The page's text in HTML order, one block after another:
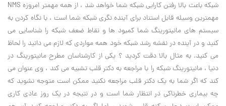
شبکه باعث بالا رفتن کارایی شبکه شما خواهد شد ، از همه مهمتر امروزه NMS
مهمترین وسیله قابل استناد برای آینده نگری شبکه شما است ، با نگاه کردن به
سیستم های مانیتورینگ شما کمبود ها و نقاط ضعف شبکه را شناسایی می
کنید و در آینده در نقشه رشد شبکه خود همه مواردی که لازم می دانید را لحاظ
می کنید. به مثال بالا دقت کردید ؟ یکی از کارشناسان مطرح مانیتورینگ در
دنیا ، مانیتورینگ شبکه را با مراجعه به دکتر قلب تشبیه می کند ، وی عنوان می
کند که اگر شما به یک دکتر قلب مراجعه نکنید ممکن است متوجه نشوید که
چه بیماری خطرناکی در انتظار شما است و در نتیجه در یک روز عادی کاری